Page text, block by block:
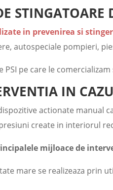
STINGATOARE
in prevenirea si
autospeciale pompieri,
PSI pe care le
IN
actionate manual
create in interiorul
mijloace de
mare se realizeaza prin